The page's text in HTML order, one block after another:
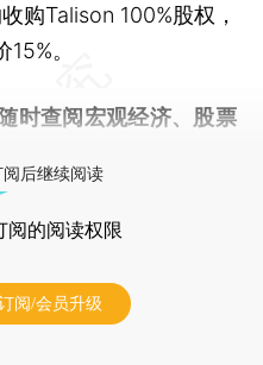
Talison 100%股权，
。
时查阅宏观经济、股票
后继续阅读
阅的阅读权限
阅/会员升级